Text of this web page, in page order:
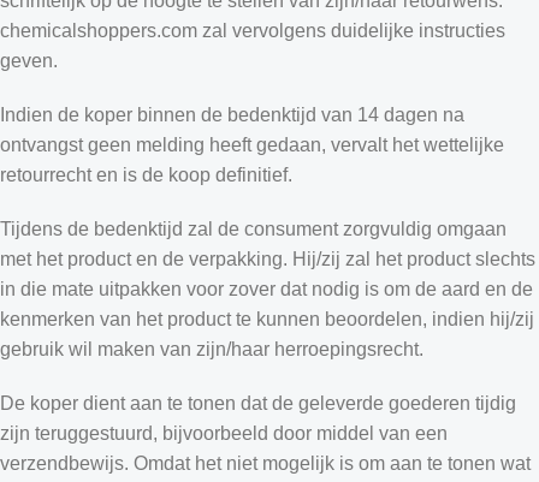
chemicalshoppers.com zal vervolgens duidelijke instructies
geven.
Indien de koper binnen de bedenktijd van 14 dagen na
ontvangst geen melding heeft gedaan, vervalt het wettelijke
retourrecht en is de koop definitief.
Tijdens de bedenktijd zal de consument zorgvuldig omgaan
met het product en de verpakking. Hij/zij zal het product slechts
in die mate uitpakken voor zover dat nodig is om de aard en de
kenmerken van het product te kunnen beoordelen, indien hij/zij
gebruik wil maken van zijn/haar herroepingsrecht.
De koper dient aan te tonen dat de geleverde goederen tijdig
zijn teruggestuurd, bijvoorbeeld door middel van een
verzendbewijs. Omdat het niet mogelijk is om aan te tonen wat